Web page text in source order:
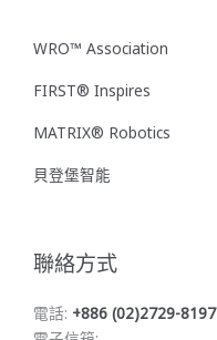
WRO™ Association
FIRST® Inspires
MATRIX® Robotics
貝登堡智能
聯絡方式
電話: +886 (02)2729-8197